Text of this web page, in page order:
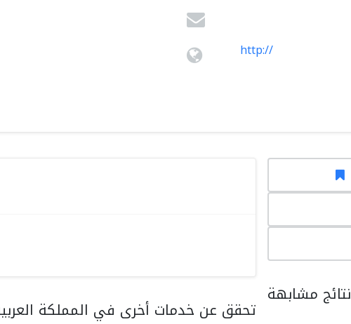
http://
تحقق عن خدمات أخرى في المملكة
نتائج مشابهة